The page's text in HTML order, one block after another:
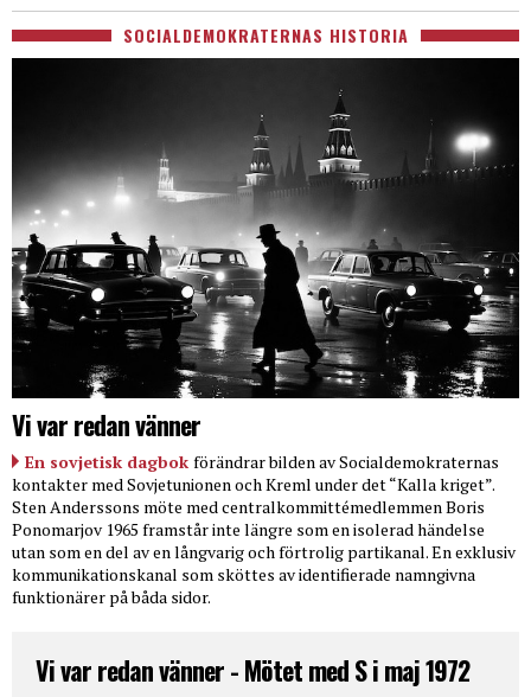
SOCIALDEMOKRATERNAS HISTORIA
Vi var redan vänner
En sovjetisk dagbok förändrar bilden av Socialdemokraternas
kontakter med Sovjetunionen och Kreml under det “Kalla kriget”.
Sten Anderssons möte med centralkommittémedlemmen Boris
Ponomarjov 1965 framstår inte längre som en isolerad händelse
utan som en del av en långvarig och förtrolig partikanal. En exklusiv
kommunikationskanal som sköttes av identifierade namngivna
funktionärer på båda sidor.
Vi var redan vänner - Mötet med S i maj 1972